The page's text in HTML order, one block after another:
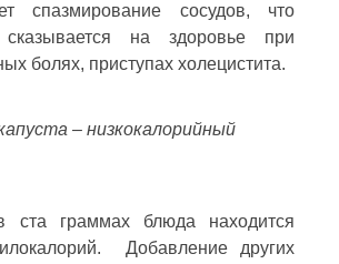
спазмирование сосудов, что
сказывается на здоровье при
болях, приступах холецистита.
– низкокалорийный
ста граммах блюда находится
Добавление других